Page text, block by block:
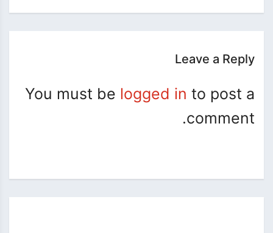
Leave a Reply
You must be logged in to post a
comment.